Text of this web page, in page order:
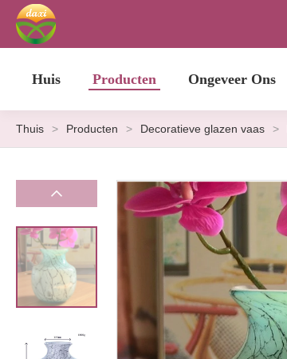
Huis Producten Ongeveer Ons
Thuis > Producten > Decoratieve glazen vaas >